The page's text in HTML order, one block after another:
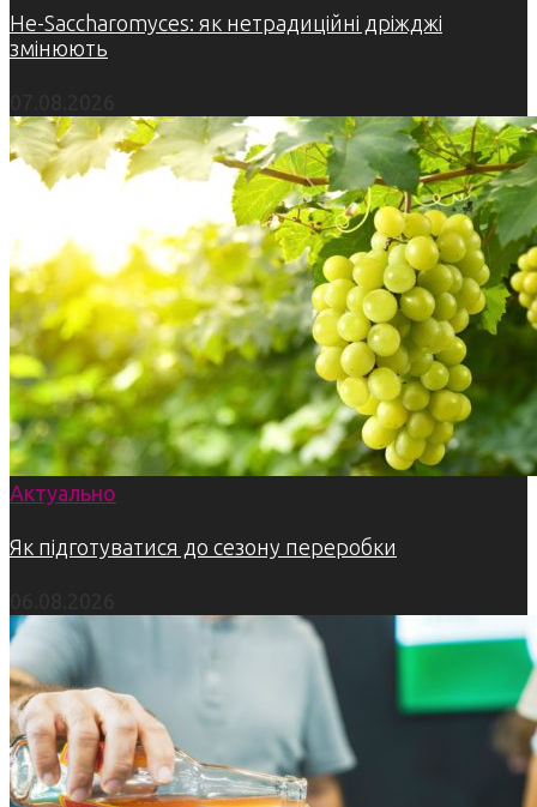
Не-Saccharomyces: як нетрадиційні дріжджі
змінюють
Актуально
Як підготуватися до сезону переробки